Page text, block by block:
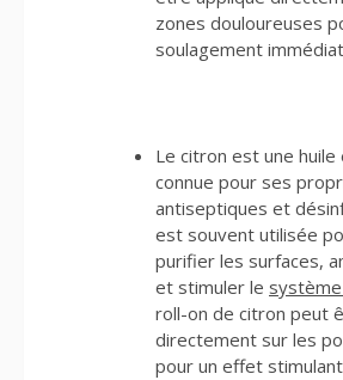
zones douloureuses
soulagement
Le citron est une huile
connue pour ses
antiseptiques et
est souvent utilisée
purifier les surfaces,
et stimuler le
roll-on de citron peut
directement sur les
pour un effet